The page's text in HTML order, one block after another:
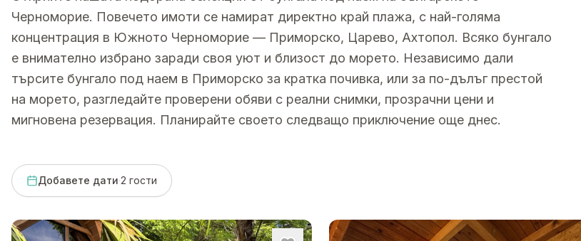
Черноморие. Повечето имоти се намират директно край плажа, с най-голяма
концентрация в Южното Черноморие — Приморско, Царево, Ахтопол. Всяко бунгало
е внимателно избрано заради своя уют и близост до морето. Независимо дали
търсите бунгало под наем в Приморско за кратка почивка, или за по-дълъг престой
на морето, разгледайте проверени обяви с реални снимки, прозрачни цени и
мигновена резервация. Планирайте своето следващо приключение още днес.
Добавете дати·2 гости